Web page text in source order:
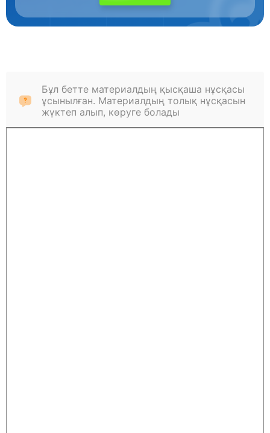
Бұл бетте материалдың қысқаша нұсқасы
ұсынылған. Материалдың толық нұсқасын
жүктеп алып, көруге болады